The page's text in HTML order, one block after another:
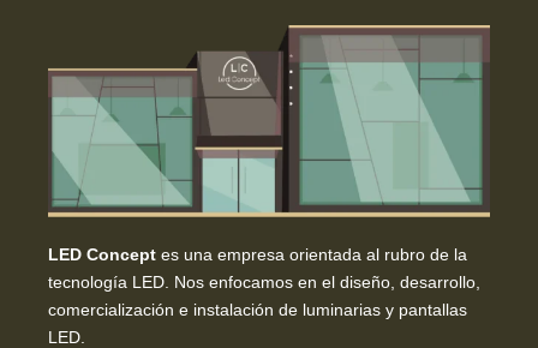
LED Concept es una empresa orientada al rubro de la
tecnología LED. Nos enfocamos en el diseño, desarrollo,
comercialización e instalación de luminarias y pantallas
LED.